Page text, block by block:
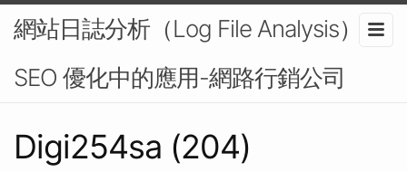
網站日誌分析（Log File Analysis）在
SEO 優化中的應用-網路行銷公司
Digi254sa (204)